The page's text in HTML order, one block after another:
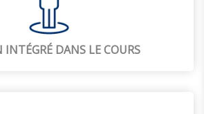
INTÉGRÉ DANS LE COURS